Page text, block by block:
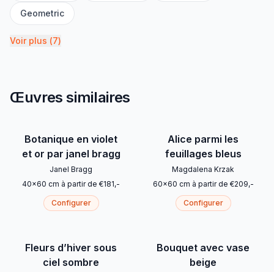
Geometric
Voir plus (7)
Œuvres similaires
Botanique en violet
et or par janel bragg
Janel Bragg
40x60 cm à partir de €181,-
Configurer
Alice parmi les
feuillages bleus
Magdalena Krzak
60x60 cm à partir de €209,-
Configurer
Fleurs d’hiver sous
ciel sombre
Bouquet avec vase
beige